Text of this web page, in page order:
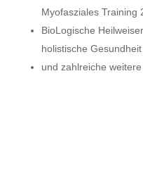
Myofasziales Training
BioLogische
holistische
und zahlreiche